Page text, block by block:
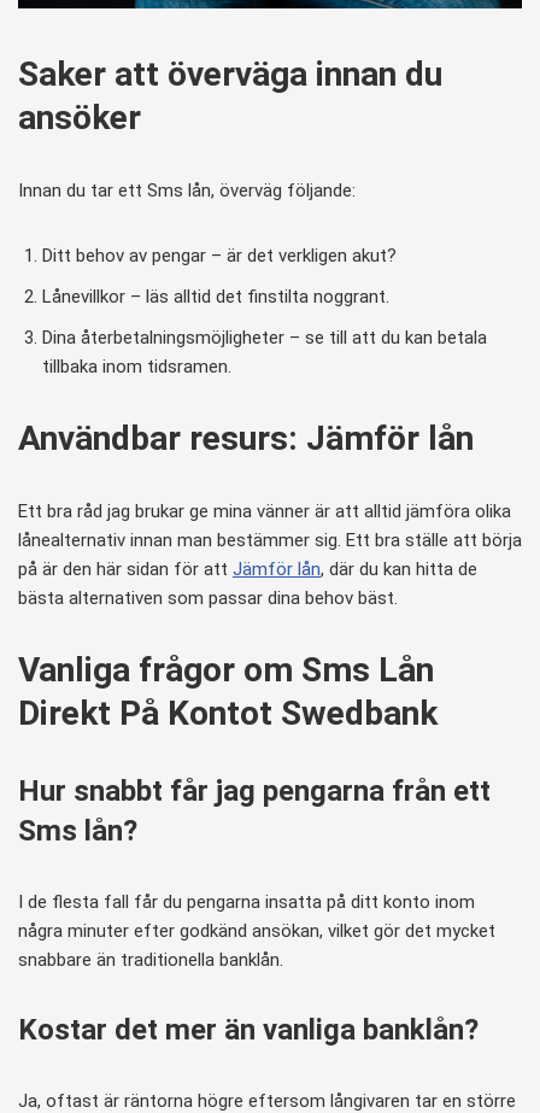
Saker att överväga innan du
ansöker
Innan du tar ett Sms lån, överväg följande:
Ditt behov av pengar – är det verkligen akut?
Lånevillkor – läs alltid det finstilta noggrant.
Dina återbetalningsmöjligheter – se till att du kan betala
tillbaka inom tidsramen.
Användbar resurs: Jämför lån
Ett bra råd jag brukar ge mina vänner är att alltid jämföra olika
lånealternativ innan man bestämmer sig. Ett bra ställe att börja
på är den här sidan för att Jämför lån, där du kan hitta de
bästa alternativen som passar dina behov bäst.
Vanliga frågor om Sms Lån
Direkt På Kontot Swedbank
Hur snabbt får jag pengarna från ett
Sms lån?
I de flesta fall får du pengarna insatta på ditt konto inom
några minuter efter godkänd ansökan, vilket gör det mycket
snabbare än traditionella banklån.
Kostar det mer än vanliga banklån?
Ja, oftast är räntorna högre eftersom långivaren tar en större